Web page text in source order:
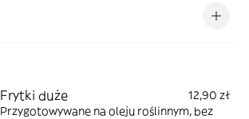
ogórków kiszonych. Zdjęcie produktu ma
Frytki duże
12,90 zł
Przygotowywane na oleju roślinnym, bez